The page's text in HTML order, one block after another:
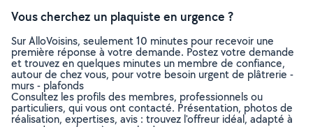
Vous cherchez un plaquiste en urgence ?
Sur AlloVoisins, seulement 10 minutes pour recevoir une
première réponse à votre demande. Postez votre demande
et trouvez en quelques minutes un membre de confiance,
autour de chez vous, pour votre besoin urgent de plâtrerie -
murs - plafonds
Consultez les profils des membres, professionnels ou
particuliers, qui vous ont contacté. Présentation, photos de
réalisation, expertises, avis : trouvez l'offreur idéal, adapté à